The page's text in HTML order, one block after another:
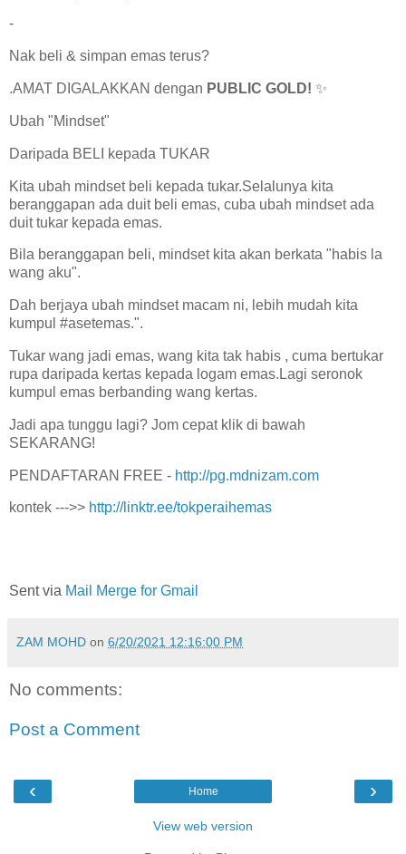
-
Nak beli & simpan emas terus?
.AMAT DIGALAKKAN dengan PUBLIC GOLD! ✨
Ubah "Mindset"
Daripada BELI kepada TUKAR
Kita ubah mindset beli kepada tukar.Selalunya kita
beranggapan ada duit beli emas, cuba ubah mindset ada
duit tukar kepada emas.
Bila beranggapan beli, mindset kita akan berkata "habis la
wang aku".
Dah berjaya ubah mindset macam ni, lebih mudah kita
kumpul #asetemas.".
Tukar wang jadi emas, wang kita tak habis , cuma bertukar
rupa daripada kertas kepada logam emas.Lagi seronok
kumpul emas berbanding wang kertas.
Jadi apa tunggu lagi? Jom cepat klik di bawah
SEKARANG!
PENDAFTARAN FREE - http://pg.mdnizam.com
kontek --->> http://linktr.ee/tokperaihemas
Sent via Mail Merge for Gmail
ZAM MOHD on 6/20/2021 12:16:00 PM
No comments:
Post a Comment
‹ ›
Home
View web version